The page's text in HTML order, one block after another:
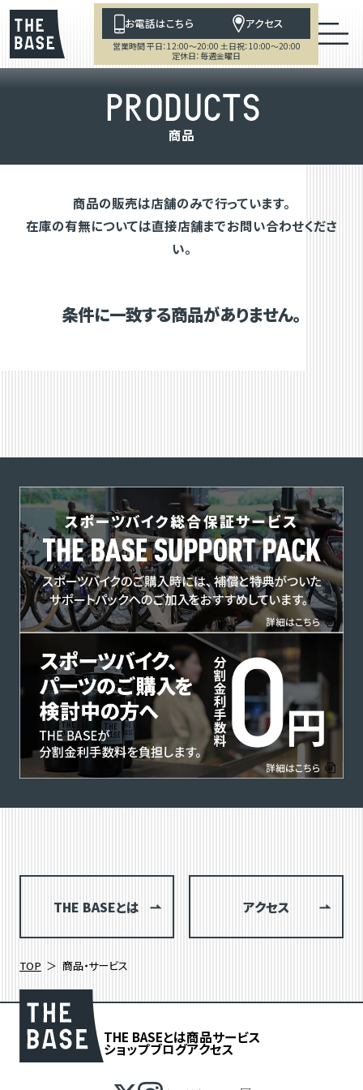
お電話はこちら アクセス
営業時間 平日：12:00～20:00 土日祝：10:00～20:00
定休日：毎週金曜日
PRODUCTS
商品
商品の販売は店舗のみで行っています。
在庫の有無については直接店舗までお問い合わせくださ
い。
条件に一致する商品がありません。
THE BASEとは アクセス
TOP 商品・サービス
THE BASEとは商品サービス
ショップブログアクセス